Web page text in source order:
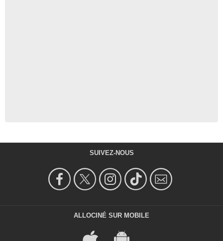
SUIVEZ-NOUS
ALLOCINÉ SUR MOBILE